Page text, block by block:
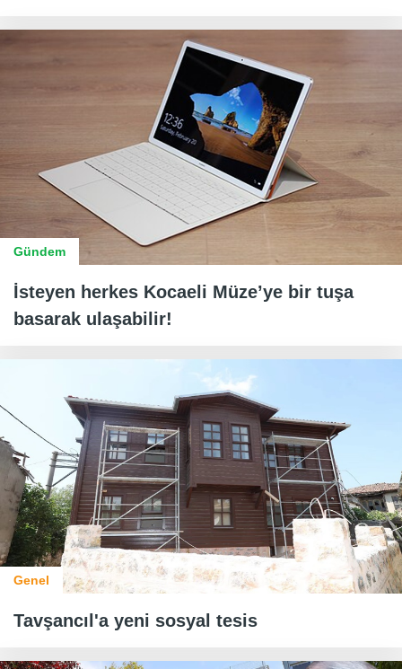
Gündem
İsteyen herkes Kocaeli Müze’ye bir tuşa
basarak ulaşabilir!
Genel
Tavşancıl'a yeni sosyal tesis